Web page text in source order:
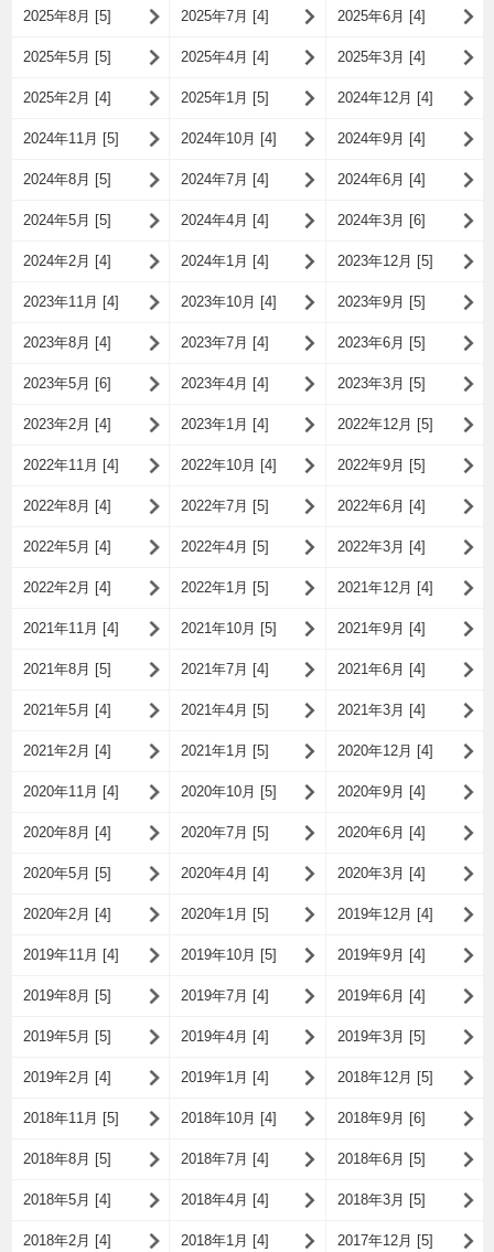
2025年8月 [5] 2025年7月 [4] 2025年6月 [4]
2025年5月 [5] 2025年4月 [4] 2025年3月 [4]
2025年2月 [4] 2025年1月 [5] 2024年12月 [4]
2024年11月 [5] 2024年10月 [4] 2024年9月 [4]
2024年8月 [5] 2024年7月 [4] 2024年6月 [4]
2024年5月 [5] 2024年4月 [4] 2024年3月 [6]
2024年2月 [4] 2024年1月 [4] 2023年12月 [5]
2023年11月 [4] 2023年10月 [4] 2023年9月 [5]
2023年8月 [4] 2023年7月 [4] 2023年6月 [5]
2023年5月 [6] 2023年4月 [4] 2023年3月 [5]
2023年2月 [4] 2023年1月 [4] 2022年12月 [5]
2022年11月 [4] 2022年10月 [4] 2022年9月 [5]
2022年8月 [4] 2022年7月 [5] 2022年6月 [4]
2022年5月 [4] 2022年4月 [5] 2022年3月 [4]
2022年2月 [4] 2022年1月 [5] 2021年12月 [4]
2021年11月 [4] 2021年10月 [5] 2021年9月 [4]
2021年8月 [5] 2021年7月 [4] 2021年6月 [4]
2021年5月 [4] 2021年4月 [5] 2021年3月 [4]
2021年2月 [4] 2021年1月 [5] 2020年12月 [4]
2020年11月 [4] 2020年10月 [5] 2020年9月 [4]
2020年8月 [4] 2020年7月 [5] 2020年6月 [4]
2020年5月 [5] 2020年4月 [4] 2020年3月 [4]
2020年2月 [4] 2020年1月 [5] 2019年12月 [4]
2019年11月 [4] 2019年10月 [5] 2019年9月 [4]
2019年8月 [5] 2019年7月 [4] 2019年6月 [4]
2019年5月 [5] 2019年4月 [4] 2019年3月 [5]
2019年2月 [4] 2019年1月 [4] 2018年12月 [5]
2018年11月 [5] 2018年10月 [4] 2018年9月 [6]
2018年8月 [5] 2018年7月 [4] 2018年6月 [5]
2018年5月 [4] 2018年4月 [4] 2018年3月 [5]
2018年2月 [4] 2018年1月 [4] 2017年12月 [5]